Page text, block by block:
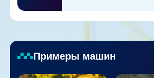
Примеры машин